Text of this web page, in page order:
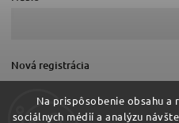
Na prispôsobenie obsahu
sociálnych médií a analýzu
Nová registrácia
Zabudnuté heslo